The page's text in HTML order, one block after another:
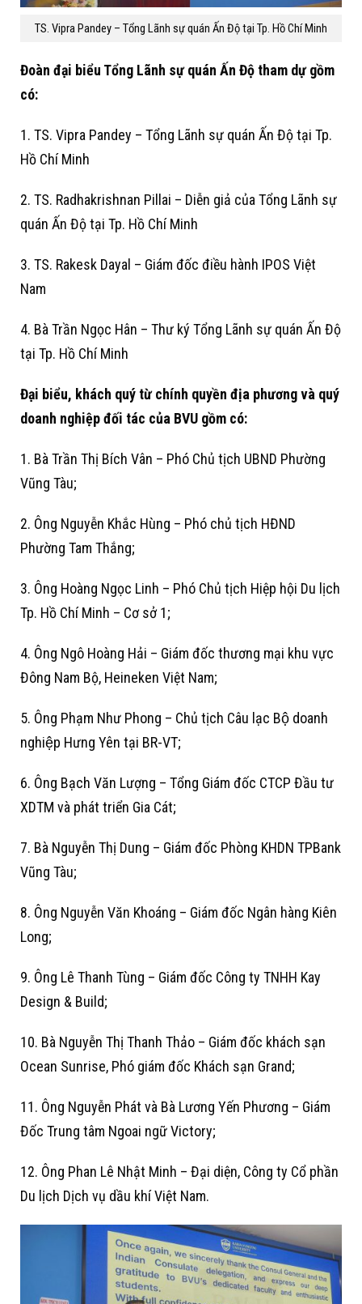
TS. Vipra Pandey – Tổng Lãnh sự quán Ấn Độ tại Tp. Hồ Chí Minh
Đoàn đại biểu Tổng Lãnh sự quán Ấn Độ tham dự gồm
có:
1. TS. Vipra Pandey – Tổng Lãnh sự quán Ấn Độ tại Tp.
Hồ Chí Minh
2. TS. Radhakrishnan Pillai – Diễn giả của Tổng Lãnh sự
quán Ấn Độ tại Tp. Hồ Chí Minh
3. TS. Rakesk Dayal – Giám đốc điều hành IPOS Việt
Nam
4. Bà Trần Ngọc Hân – Thư ký Tổng Lãnh sự quán Ấn Độ
tại Tp. Hồ Chí Minh
Đại biểu, khách quý từ chính quyền địa phương và quý
doanh nghiệp đối tác của BVU gồm có:
1. Bà Trần Thị Bích Vân – Phó Chủ tịch UBND Phường
Vũng Tàu;
2. Ông Nguyễn Khắc Hùng – Phó chủ tịch HĐND
Phường Tam Thắng;
3. Ông Hoàng Ngọc Linh – Phó Chủ tịch Hiệp hội Du lịch
Tp. Hồ Chí Minh – Cơ sở 1;
4. Ông Ngô Hoàng Hải – Giám đốc thương mại khu vực
Đông Nam Bộ, Heineken Việt Nam;
5. Ông Phạm Như Phong – Chủ tịch Câu lạc Bộ doanh
nghiệp Hưng Yên tại BR-VT;
6. Ông Bạch Văn Lượng – Tổng Giám đốc CTCP Đầu tư
XDTM và phát triển Gia Cát;
7. Bà Nguyễn Thị Dung – Giám đốc Phòng KHDN TPBank
Vũng Tàu;
8. Ông Nguyễn Văn Khoáng – Giám đốc Ngân hàng Kiên
Long;
9. Ông Lê Thanh Tùng – Giám đốc Công ty TNHH Kay
Design & Build;
10. Bà Nguyễn Thị Thanh Thảo – Giám đốc khách sạn
Ocean Sunrise, Phó giám đốc Khách sạn Grand;
11. Ông Nguyễn Phát và Bà Lương Yến Phương – Giám
Đốc Trung tâm Ngoai ngữ Victory;
12. Ông Phan Lê Nhật Minh – Đại diện, Công ty Cổ phần
Du lịch Dịch vụ dầu khí Việt Nam.